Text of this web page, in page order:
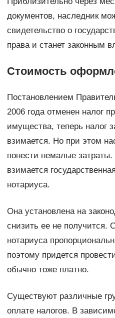
документов, наследник
свидетельство о
права и станет законным
Стоимость
Постановлением
2006 года отменен налог
имущества, теперь налог
взимается. Но при этом
понести немалые
взимается
нотариуса.
Она установлена на
снизить ее не получится.
нотариуса
поэтому придется
обычно тоже платно.
Существуют различные
оплате налогов. В